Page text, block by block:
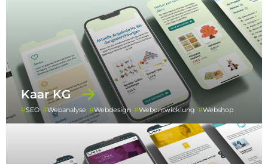
Kaar KG
SEO Webanalyse Webdesign Webentwicklung Webshop